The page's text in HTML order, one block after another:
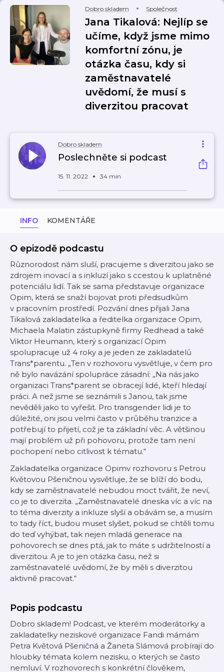
Dobro skladem Společnost
Jana Tikalová: Nejlíp se
učíme, když jsme mimo
komfortní zónu, je
otázka času, kdy si
zaměstnavatelé
uvědomí, že musí s
diverzitou pracovat
Dobro skladem
Poslechněte si podcast
15. 11. 2022 34 min
INFO KOMENTÁŘE
O epizodě podcastu
Různorodost nám sluší, pracujeme s diverzitou jako se
zdrojem inovací a s inkluzí jako s ccestou k uplatněné
potenciálu lidí. Tak se sama představuje organizace
Opim, která se snaží bojovat proti předsudkům
v pracovním prostředí. Pozvání dnes přijali Jana
Tikalová zakladatelka a ředitelka organizace Opim,
Michaela Malatin zástupkyně firmy Redhead a také
Viktor Heumann, který s organizací Opim
spolupracuje už 4 roky a je jeden ze zakladatelů
Trans*parentu. „Ten v rozhovoru vysvětluje, v čem pro
ně bylo navázání spolupráce zásadní: „Na nás jako
organizaci Trans*parent se obracejí lidé, kteří hledají
práci. A než jsme se seznámili s Janou, tak jsme
nevěděli jako to vyřešit. Pro transgender lidi je to
důležité, oni jsou velmi často v průběhu tranzice a
potřebují to přijetí, což je ta základní věc. A většinou
mají problém už při pohovoru, protože tam není
pochopení nebo citlivost k tématu.“
Zakladatelka organizace Opimv rozhovoru s Petrou
Květovou Pšeničnou vysvětluje, že se blíží do bodu,
kdy se zaměstnavatelé nebudou moct tvářit, že neví,
co je to diverzita. „Zaměstnavatelé dneska víc a víc na
to téma diverzity a inkluze slyší a obávám se, a musím
to tady říct, budou muset slyšet, pokud se chtěli tomu
do teď vyhýbat, tak nejen mladá generace na
pohovorech se dnes ptá, jak to máte s udržitelností a
diverzitou. A je to jen otázka času, než si
zaměstnavatelé uvědomí, že by měli s diverzitou
aktivně pracovat.“
Popis podcastu
Dobro skladem! Podcast, ve kterém moderátorky a
zakladatelky neziskové organizace Fandi mámám
Petra Květová Pšeničná a Žaneta Slámová probírají do
hloubky témata kolem nezisku, o kterých se často
nemluví. V rozhovorech s konkrétní člověkem,